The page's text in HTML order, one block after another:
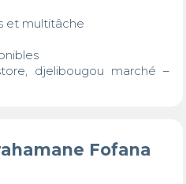
et multitâche
djelibougou marché –
Fofana